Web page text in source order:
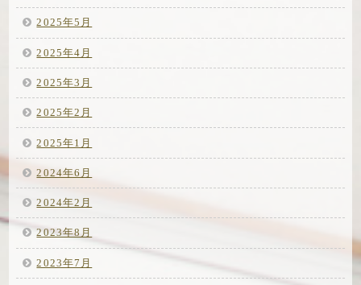
2025年5月
2025年4月
2025年3月
2025年2月
2025年1月
2024年6月
2024年2月
2023年8月
2023年7月